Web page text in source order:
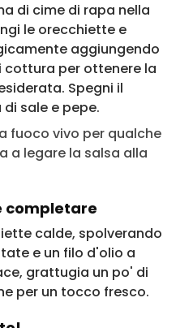
di cime di rapa nella
le orecchiette e
aggiungendo
cottura per ottenere la
Spegni il
sale e pepe.
fuoco vivo per qualche
a legare la salsa alla
completare
calde, spolverando
e un filo d'olio a
grattugia un po' di
per un tocco fresco.